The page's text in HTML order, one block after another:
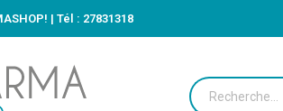
| Tél : 27831318